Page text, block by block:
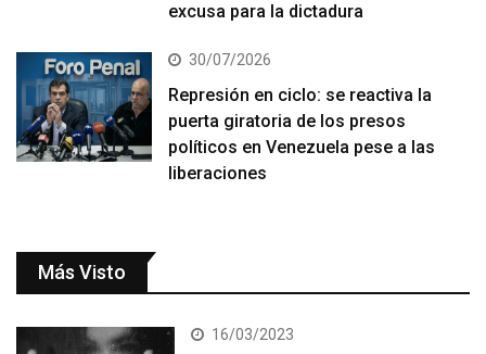
excusa para la dictadura
30/07/2026
Represión en ciclo: se reactiva la
puerta giratoria de los presos
políticos en Venezuela pese a las
liberaciones
Más Visto
16/03/2023